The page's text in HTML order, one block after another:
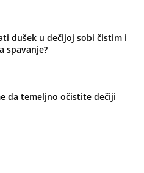
dušek u dečijoj sobi čistim i
spavanje?
da temeljno očistite dečiji